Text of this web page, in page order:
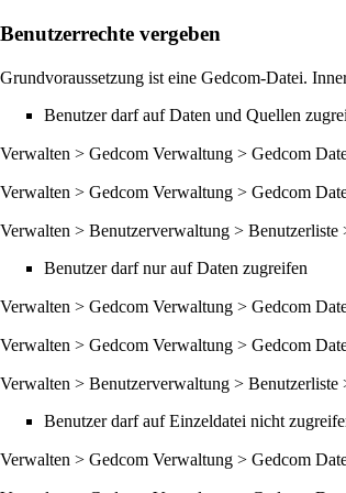
Benutzerrechte vergeben
Grundvoraussetzung ist eine Gedcom-Datei.
Benutzer darf auf Daten und Quellen
Verwalten > Gedcom Verwaltung > Gedcom
Verwalten > Gedcom Verwaltung > Gedcom
Verwalten > Benutzerverwaltung >
Benutzer darf nur auf Daten zugreifen
Verwalten > Gedcom Verwaltung > Gedcom
Verwalten > Gedcom Verwaltung > Gedcom
Verwalten > Benutzerverwaltung >
Benutzer darf auf Einzeldatei nicht
Verwalten > Gedcom Verwaltung > Gedcom